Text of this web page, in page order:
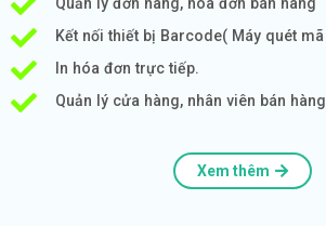
Kết nối thiết bị Barcode( Máy quét
In hóa đơn trực tiếp.
Quản lý cửa hàng, nhân viên bán
Xem thêm